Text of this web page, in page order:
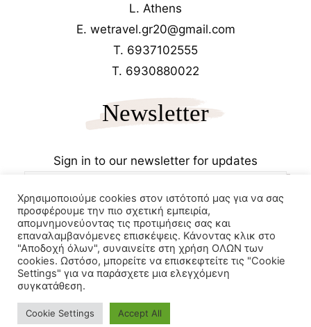
L. Athens
E. wetravel.gr20@gmail.com
T. 6937102555
T. 6930880022
Newsletter
Sign in to our newsletter for updates
Copyrights 2025Wetravel.gr
Χρησιμοποιούμε cookies στον ιστότοπό μας για να σας
προσφέρουμε την πιο σχετική εμπειρία,
απομνημονεύοντας τις προτιμήσεις σας και
επαναλαμβανόμενες επισκέψεις. Κάνοντας κλικ στο
"Αποδοχή όλων", συναινείτε στη χρήση ΟΛΩΝ των
cookies. Ωστόσο, μπορείτε να επισκεφτείτε τις "Cookie
Settings" για να παράσχετε μια ελεγχόμενη
συγκατάθεση.
Cookie Settings Accept All